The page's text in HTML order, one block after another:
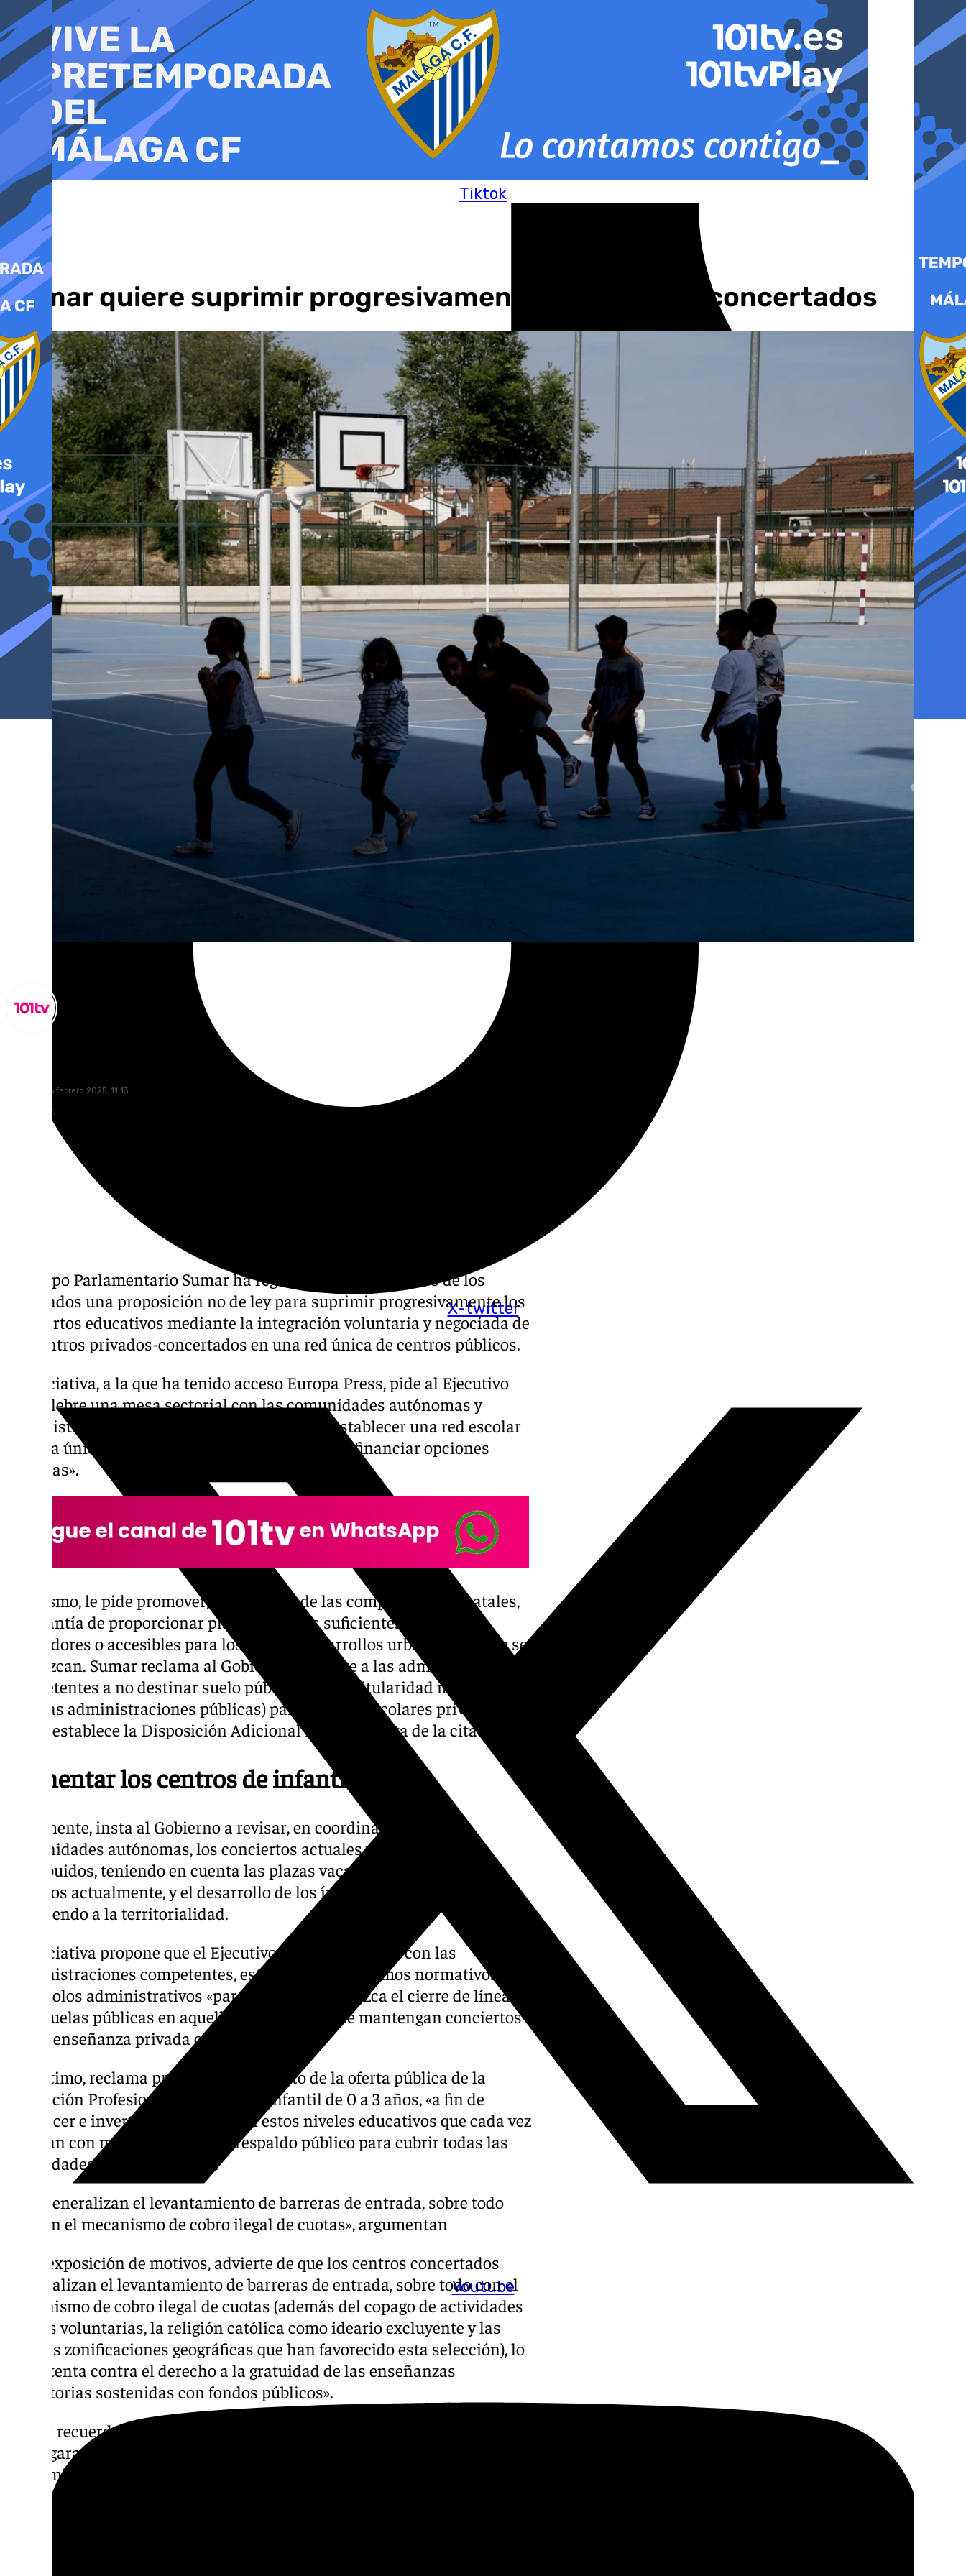
al
contenido
Tiktok
X-twitter
Youtube
Sumar quiere suprimir progresivamente los colegios concertados
domingo, 16 febrero 2025, 11:13
Compartir:
El Grupo Parlamentario Sumar ha registrado en el Congreso de los
Diputados una proposición no de ley para suprimir progresivamente los
conciertos educativos mediante la integración voluntaria y negociada de
los centros privados-concertados en una red única de centros públicos.
La iniciativa, a la que ha tenido acceso Europa Press, pide al Ejecutivo
que celebre una mesa sectorial con las comunidades autónomas y
administraciones competentes «con el fin de establecer una red escolar
pública única, que no derive recursos públicos a financiar opciones
privadas».
Asimismo, le pide promover, en el marco de las competencias estatales,
la garantía de proporcionar plazas públicas suficientes en los
alrededores o accesibles para los nuevos desarrollos urbanísticos que se
produzcan. Sumar reclama al Gobierno que inste a las administraciones
competentes a no destinar suelo público (sea de titularidad municipal o
de otras administraciones públicas) para centros escolares privados,
según establece la Disposición Adicional Decimoquinta de la citada Ley.
Aumentar los centros de infantil
Igualmente, insta al Gobierno a revisar, en coordinación con las
comunidades autónomas, los conciertos actuales y los recursos
distribuidos, teniendo en cuenta las plazas vacantes en los centros
públicos actualmente, y el desarrollo de los índices de natalidad,
atendiendo a la territorialidad.
La iniciativa propone que el Ejecutivo, en coordinación con las
Administraciones competentes, establezca mecanismos normativos y
protocolos administrativos «para que no se produzca el cierre de líneas
de escuelas públicas en aquellas zonas donde se mantengan conciertos
con la enseñanza privada concertada».
Por último, reclama promover el aumento de la oferta pública de la
Formación Profesional y Educación Infantil de 0 a 3 años, «a fin de
fortalecer e invertir lo necesario en estos niveles educativos que cada vez
cuentan con menos inversión y respaldo público para cubrir todas las
necesidades de la población».
«Generalizan el levantamiento de barreras de entrada, sobre todo
con el mecanismo de cobro ilegal de cuotas», argumentan
En la exposición de motivos, advierte de que los centros concertados
«generalizan el levantamiento de barreras de entrada, sobre todo con el
mecanismo de cobro ilegal de cuotas (además del copago de actividades
o tasas voluntarias, la religión católica como ideario excluyente y las
propias zonificaciones geográficas que han favorecido esta selección), lo
cual atenta contra el derecho a la gratuidad de las enseñanzas
obligatorias sostenidas con fondos públicos».
Sumar recuerda que esto está regulado en el artículo 88 de la LOMLOE:
«Para garantizar la posibilidad de escolarizar a todos los alumnos sin
discriminación por motivos socioeconómicos, en ningún caso podrán
los centros públicos o privados concertados percibir cantidades de las